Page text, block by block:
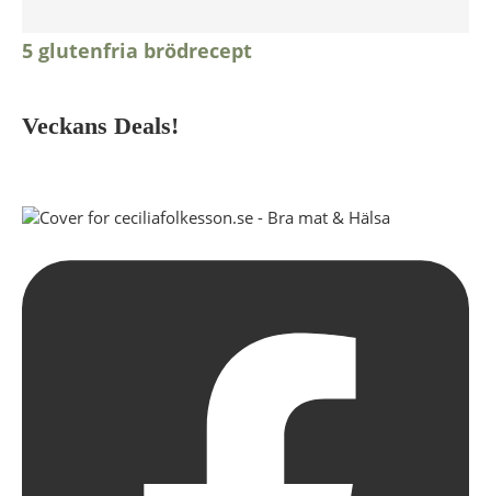
5 glutenfria brödrecept
Veckans Deals!